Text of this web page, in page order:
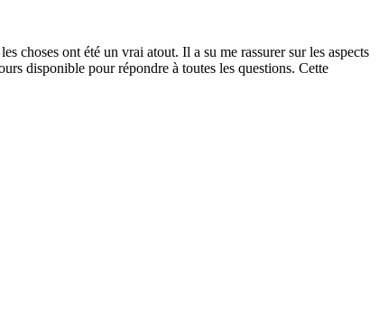
ont été un vrai atout. Il a su me rassurer sur les aspects
disponible pour répondre à toutes les questions. Cette